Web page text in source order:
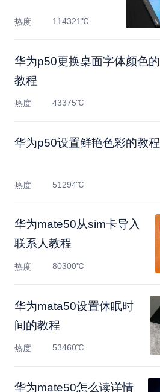
热度 114321℃
​华为p50更换桌面字体颜色的
教程
热度 43375℃
​华为p50设置鲜艳色彩的教程
热度 51294℃
华为mate50从sim卡导入
联系人教程
热度 80300℃
​华为mata50设置休眠时
间的教程
热度 53460℃
华为mate50怎么读详情